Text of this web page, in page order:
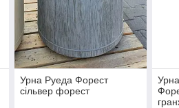
Урна Руеда Форест
сільвер форест